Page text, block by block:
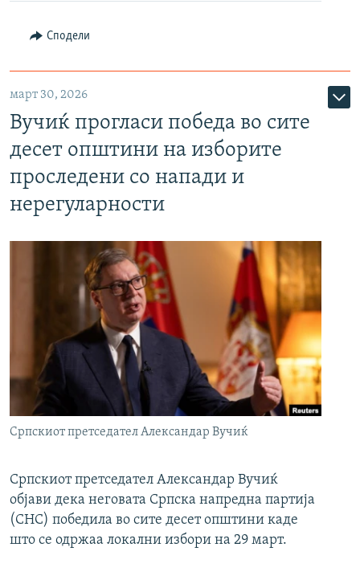
Сподели
март 30, 2026
Вучиќ прогласи победа во сите
десет општини на изборите
проследени со напади и
нерегуларности
Српскиот претседател Александар Вучиќ
Српскиот претседател Александар Вучиќ
објави дека неговата Српска напредна партија
(СНС) победила во сите десет општини каде
што се одржаа локални избори на 29 март.